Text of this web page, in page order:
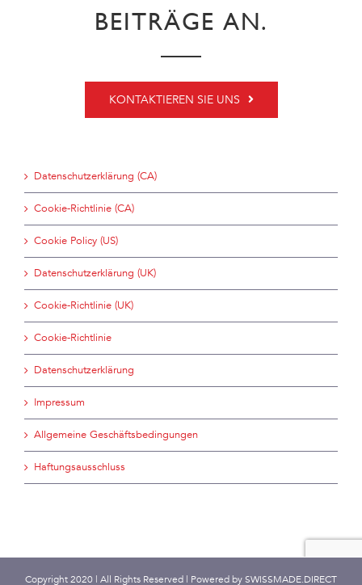
BEITRÄGE AN.
KONTAKTIEREN SIE UNS
Datenschutzerklärung (CA)
Cookie-Richtlinie (CA)
Cookie Policy (US)
Datenschutzerklärung (UK)
Cookie-Richtlinie (UK)
Cookie-Richtlinie
Datenschutzerklärung
Impressum
Allgemeine Geschäftsbedingungen
Haftungsausschluss
Copyright 2020 | All Rights Reserved | Powered by SWISSMADE.DIRECT